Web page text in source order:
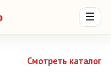
☰
Смотреть каталог